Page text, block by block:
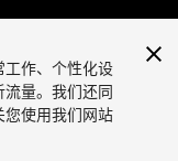
售资源
作、个性化设
量。我们还同
您使用我们网站